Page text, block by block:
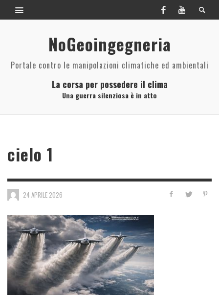
NoGeoingegneria
Portale contro le manipolazioni climatiche ed ambientali
La corsa per possedere il clima
Una guerra silenziosa è in atto
cielo 1
24 APRILE 2026